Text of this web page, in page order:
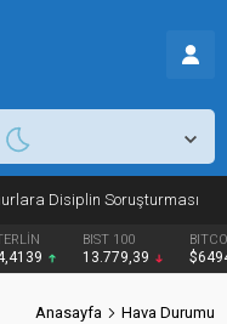
Disiplin Soruşturması
BIST 100
13.779,39
BITCOIN
$64949
Anasayfa Hava Durumu